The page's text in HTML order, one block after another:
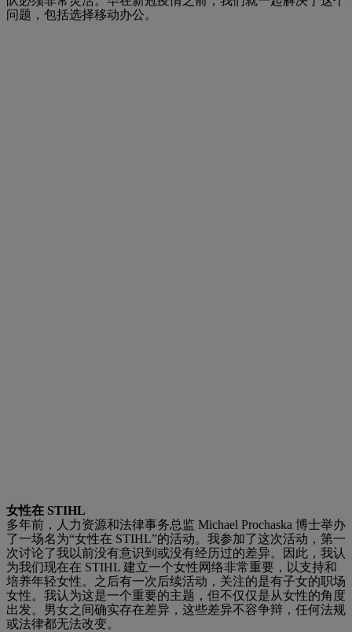
问题，包括选择移动办公。
女性在 STIHL
多年前，人力资源和法律事务总监 Michael Prochaska 博士举办
了一场名为“女性在 STIHL”的活动。我参加了这次活动，第一
次讨论了我以前没有意识到或没有经历过的差异。因此，我认
为我们现在在 STIHL 建立一个女性网络非常重要，以支持和
培养年轻女性。之后有一次后续活动，关注的是有子女的职场
女性。我认为这是一个重要的主题，但不仅仅是从女性的角度
出发。男女之间确实存在差异，这些差异不容争辩，任何法规
或法律都无法改变。